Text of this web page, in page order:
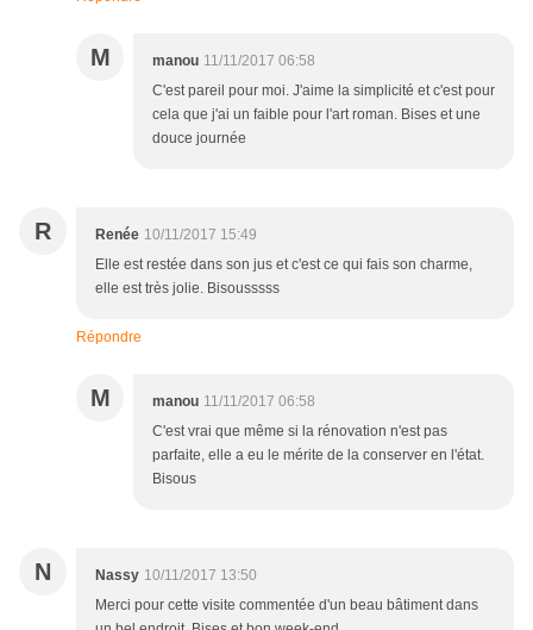
M manou 11/11/2017 06:58
C'est pareil pour moi. J'aime la simplicité et c'est pour
cela que j'ai un faible pour l'art roman. Bises et une
douce journée
R Renée 10/11/2017 15:49
Elle est restée dans son jus et c'est ce qui fais son charme,
elle est très jolie. Bisousssss
Répondre
M manou 11/11/2017 06:58
C'est vrai que même si la rénovation n'est pas
parfaite, elle a eu le mérite de la conserver en l'état.
Bisous
N Nassy 10/11/2017 13:50
Merci pour cette visite commentée d'un beau bâtiment dans